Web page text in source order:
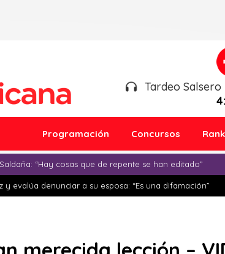
Tardeo
Programación Concursos
“Hay cosas que de repente se han editado”
evalúa denunciar a su esposa: “Es una difamación”